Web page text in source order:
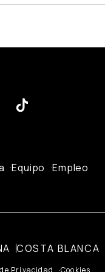
Equipo Empleo
COSTA BLANCA